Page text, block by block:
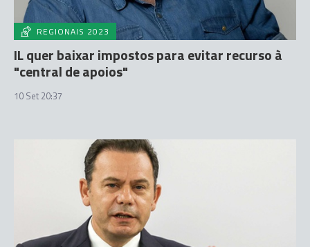
REGIONAIS 2023
IL quer baixar impostos para evitar recurso à
"central de apoios"
10 Set 20:37